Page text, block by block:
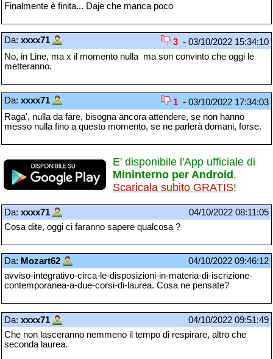
Finalmente è finita... Daje che manca poco
Da: xxxx71 3 - 03/10/2022 15:34:10
No, in Line, ma x il momento nulla ma son convinto che oggi le
metteranno.
Da: xxxx71 1 - 03/10/2022 17:34:03
Raga', nulla da fare, bisogna ancora attendere, se non hanno
messo nulla fino a questo momento, se ne parlerà domani, forse.
E' disponibile l'App ufficiale di
Mininterno per Android.
Scaricala subito GRATIS!
Da: xxxx71
04/10/2022 08:11:05
Cosa dite, oggi ci faranno sapere qualcosa ?
Da: Mozart62
04/10/2022 09:46:12
avviso-integrativo-circa-le-disposizioni-in-materia-di-iscrizione-
contemporanea-a-due-corsi-di-laurea. Cosa ne pensate?
Da: xxxx71
04/10/2022 09:51:49
Che non lasceranno nemmeno il tempo di respirare, altro che
seconda laurea.